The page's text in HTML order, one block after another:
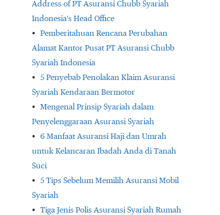
Address of PT Asuransi Chubb Syariah
Indonesia's Head Office
Pemberitahuan Rencana Perubahan
Alamat Kantor Pusat PT Asuransi Chubb
Syariah Indonesia
5 Penyebab Penolakan Klaim Asuransi
Syariah Kendaraan Bermotor
Mengenal Prinsip Syariah dalam
Penyelenggaraan Asuransi Syariah
6 Manfaat Asuransi Haji dan Umrah
untuk Kelancaran Ibadah Anda di Tanah
Suci
5 Tips Sebelum Memilih Asuransi Mobil
Syariah
Tiga Jenis Polis Asuransi Syariah Rumah